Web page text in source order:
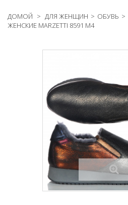
ДОМОЙ > ДЛЯ ЖЕНЩИН > ОБУВЬ >
ЖЕНСКИЕ MARZETTI 8591 M4